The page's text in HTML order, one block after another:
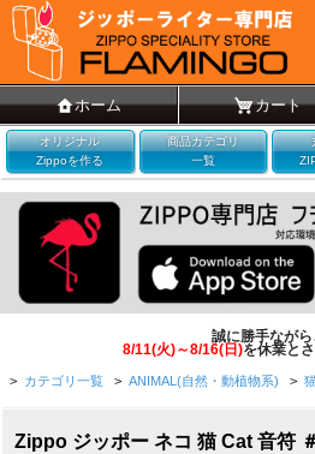
ホーム カート
オリジナル
Zippoを作る
商品カテゴリ
一覧
誠に勝手ながら
8/11(火)～8/16(日)を休業と
> カテゴリ一覧 > ANIMAL(自然・動植物系) >
Zippo ジッポー ネコ 猫 Cat 音符